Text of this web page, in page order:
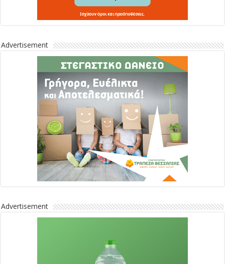
Advertisement
Advertisement